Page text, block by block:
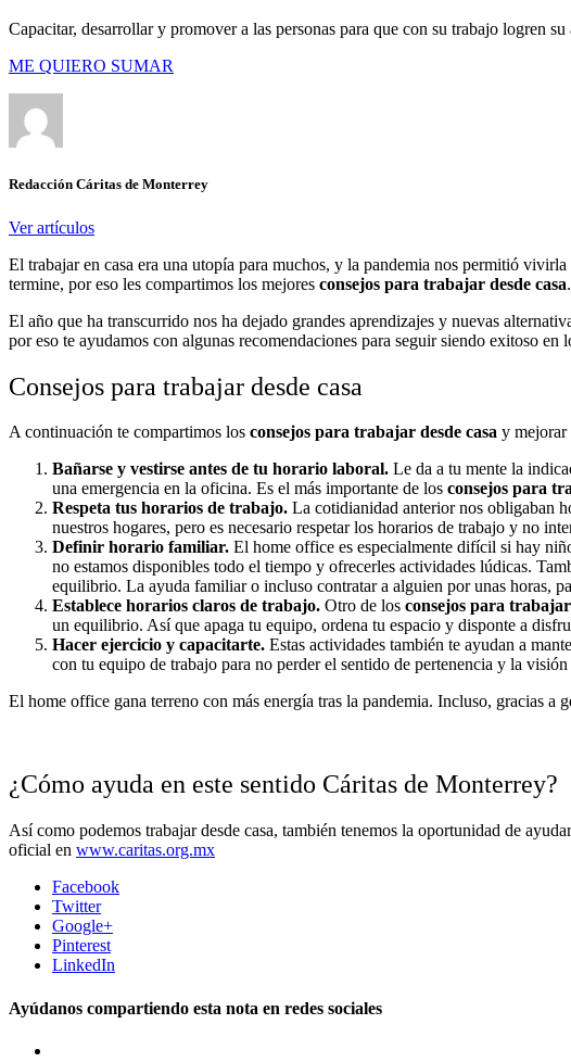
Capacitar, desarrollar y promover a las personas para que con su trabajo logren
ME QUIERO SUMAR
Redacción Cáritas de Monterrey
Ver artículos
El trabajar en casa era una utopía para muchos, y la pandemia nos permitió
termine, por eso les compartimos los mejores consejos para trabajar desde casa.
El año que ha transcurrido nos ha dejado grandes aprendizajes y nuevas
por eso te ayudamos con algunas recomendaciones para seguir siendo exitoso en
Consejos para trabajar desde casa
A continuación te compartimos los consejos para trabajar desde casa y mejorar
Bañarse y vestirse antes de tu horario laboral. Le da a tu mente la
una emergencia en la oficina. Es el más importante de los consejos para
Respeta tus horarios de trabajo. La cotidianidad anterior nos obligaban
nuestros hogares, pero es necesario respetar los horarios de trabajo y no
Definir horario familiar. El home office es especialmente difícil si hay
no estamos disponibles todo el tiempo y ofrecerles actividades lúdicas.
equilibrio. La ayuda familiar o incluso contratar a alguien por unas horas,
Establece horarios claros de trabajo. Otro de los consejos para trabajar
un equilibrio. Así que apaga tu equipo, ordena tu espacio y disponte a
Hacer ejercicio y capacitarte. Estas actividades también te ayudan a
con tu equipo de trabajo para no perder el sentido de pertenencia y la visión
El home office gana terreno con más energía tras la pandemia. Incluso, gracias
¿Cómo ayuda en este sentido Cáritas de Monterrey?
Así como podemos trabajar desde casa, también tenemos la oportunidad de
oficial en www.caritas.org.mx
Facebook
Twitter
Google+
Pinterest
LinkedIn
Ayúdanos compartiendo esta nota en redes sociales